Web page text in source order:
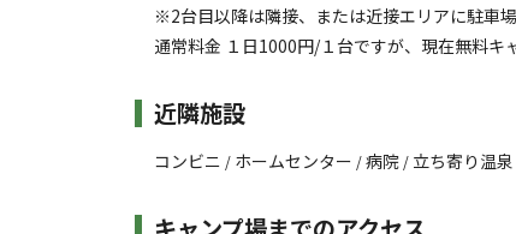
※2台目以降は隣接、または近接エリアに駐車場
通常料金 １日1000円/１台ですが、現在無料キ
近隣施設
コンビニ / ホームセンター /病院 / 立ち寄り温泉